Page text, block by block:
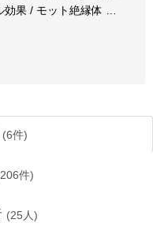
効果 / モット絶縁体
(6件)
206件)
(25 人)